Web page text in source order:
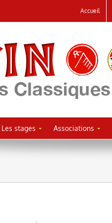
Accueil
Les stages Associations